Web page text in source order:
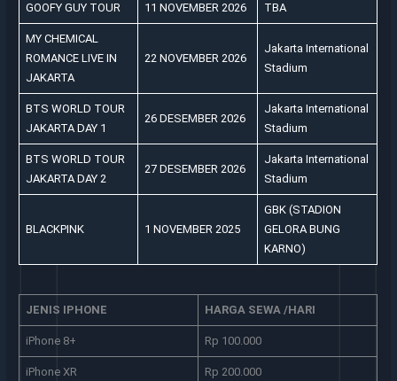
GOOFY GUY TOUR 11 NOVEMBER 2026 TBA
MY CHEMICAL
ROMANCE LIVE IN
JAKARTA
22 NOVEMBER 2026
Jakarta International
Stadium
BTS WORLD TOUR
JAKARTA DAY 1
26 DESEMBER 2026
Jakarta International
Stadium
BTS WORLD TOUR
JAKARTA DAY 2
27 DESEMBER 2026
Jakarta International
Stadium
BLACKPINK 1 NOVEMBER 2025
GBK (STADION
GELORA BUNG
KARNO)
JENIS IPHONE HARGA SEWA /HARI
iPhone 8+ Rp 100.000
iPhone XR Rp 200.000